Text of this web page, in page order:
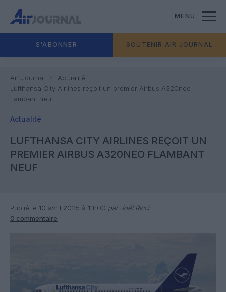
MENU
S'ABONNER SOUTENIR AIR JOURNAL
Air Journal
Actualité
Lufthansa City Airlines reçoit un premier Airbus A320neo
flambant neuf
Actualité
LUFTHANSA CITY AIRLINES REÇOIT UN
PREMIER AIRBUS A320NEO FLAMBANT
NEUF
Publié le 10 avril 2025 à 11h00 par Joël Ricci
0 commentaire